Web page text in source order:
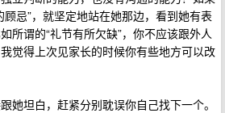
顾忌”，就坚定地站在她那边，看到她有表
所谓的“礼节有所欠缺”，你不应该跟外人
觉得上次见家长的时候你有些地方可以改
她坦白，赶紧分别耽误你自己找下一个。